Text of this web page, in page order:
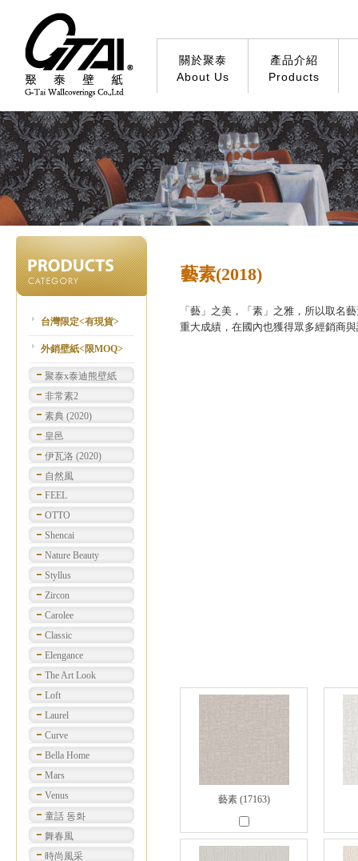
關於聚泰
About Us
產品介紹
Products
台灣限定<有現貨>
外銷壁紙<限MOQ>
聚泰x泰迪熊壁紙
非常素2
素典 (2020)
皇邑
伊瓦洛 (2020)
自然風
FEEL
OTTO
Shencai
Nature Beauty
Styllus
Zircon
Carolee
Classic
Elengance
The Art Look
Loft
Laurel
Curve
Bella Home
Mars
Venus
童話 동화
舞春風
時尚風采
藝素(2018)
「藝」之美，「素」之雅，所以取名
重大成績，在國內也獲得眾多經銷商
藝素 (17163)